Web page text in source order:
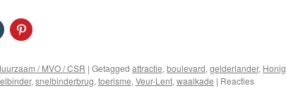
/ MVO / CSR | Getagged attractie, boulevard, gelderlander, Honig
, snelbinderbrug, toerisme, Veur-Lent, waalkade | Reacties